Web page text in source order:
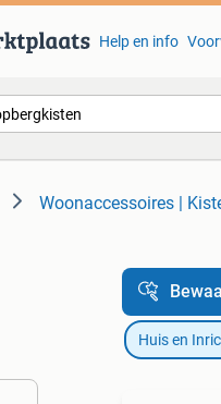
Help en info
Woonaccessoires |
Huis en